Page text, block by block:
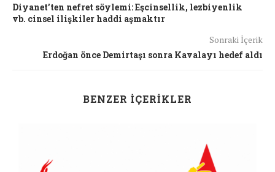
Diyanet’ten nefret söylemi: Eşcinsellik, lezbiyenlik
vb. cinsel ilişkiler haddi aşmaktır
Sonraki İçerik
Erdoğan önce Demirtaşı sonra Kavalayı hedef aldı
BENZER İÇERIKLER